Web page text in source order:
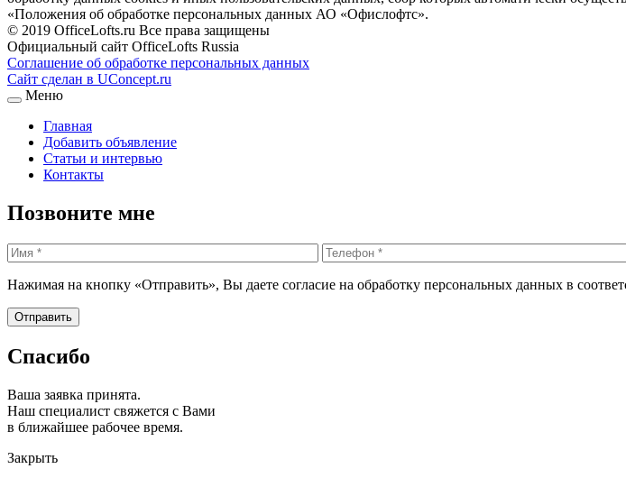
«Положения об обработке персональных данных АО «Офислофтс».
© 2019 OfficeLofts.ru Все права защищены
Официальный сайт OfficeLofts Russia
Соглашение об обработке персональных данных
Сайт сделан в UConcept.ru
Меню
Главная
Добавить объявление
Статьи и интервью
Контакты
Позвоните мне
Нажимая на кнопку «Отправить», Вы даете согласие на обработку персональных данных в
Спасибо
Ваша заявка принята.
Наш специалист свяжется с Вами
в ближайшее рабочее время.
Закрыть